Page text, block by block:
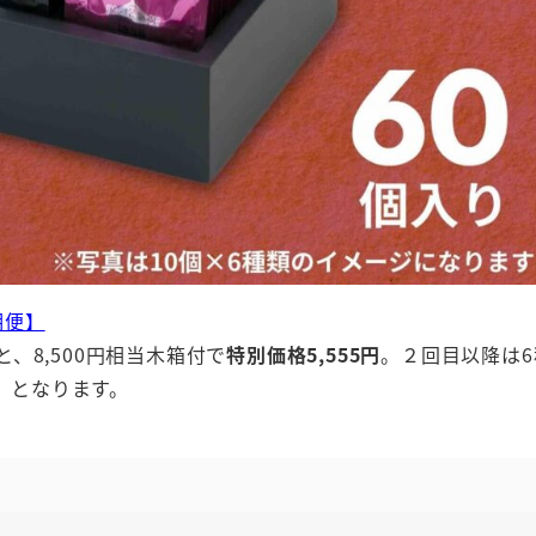
】
、8,500円相当木箱付で特別価格5,555円。２回目以降は
なります。